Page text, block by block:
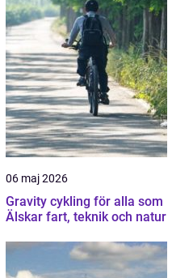
06 maj 2026
Gravity cykling för alla som
Älskar fart, teknik och natur